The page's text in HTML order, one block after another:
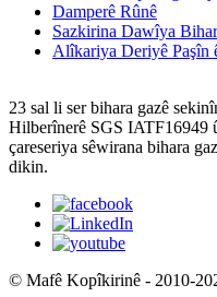
Damperê Rûnê
Sazkirina Dawîya
Alîkariya Deriyê Paşîn
23 sal li ser bihara gazê
Hilberînerê SGS IATF16949
çareseriya sêwirana bihara
dikin.
© Mafê Kopîkirinê - 2010-